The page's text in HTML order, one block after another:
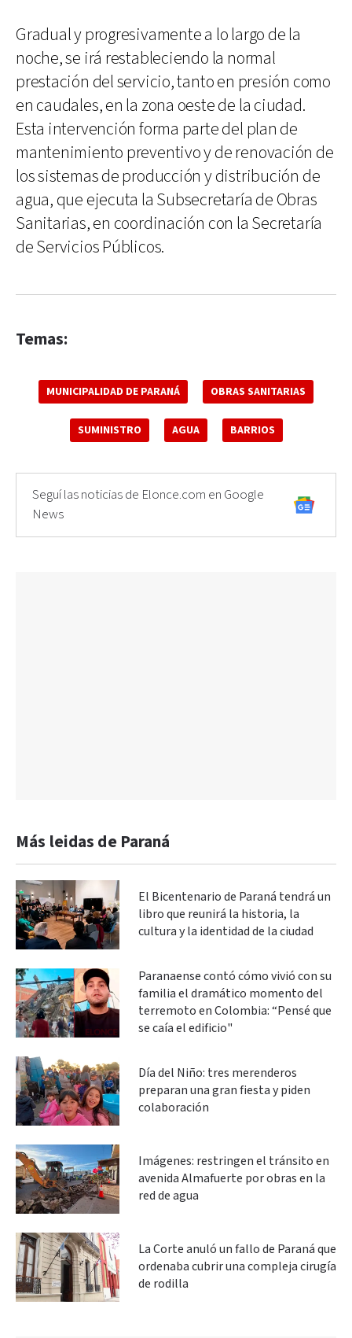
Gradual y progresivamente a lo largo de la
noche, se irá restableciendo la normal
prestación del servicio, tanto en presión como
en caudales, en la zona oeste de la ciudad.
Esta intervención forma parte del plan de
mantenimiento preventivo y de renovación de
los sistemas de producción y distribución de
agua, que ejecuta la Subsecretaría de Obras
Sanitarias, en coordinación con la Secretaría
de Servicios Públicos.
Temas:
MUNICIPALIDAD DE PARANÁ OBRAS SANITARIAS
SUMINISTRO AGUA BARRIOS
Seguí las noticias de Elonce.com en Google
News
Más leidas de Paraná
El Bicentenario de Paraná tendrá un
libro que reunirá la historia, la
cultura y la identidad de la ciudad
Paranaense contó cómo vivió con su
familia el dramático momento del
terremoto en Colombia: “Pensé que
se caía el edificio"
Día del Niño: tres merenderos
preparan una gran fiesta y piden
colaboración
Imágenes: restringen el tránsito en
avenida Almafuerte por obras en la
red de agua
La Corte anuló un fallo de Paraná que
ordenaba cubrir una compleja cirugía
de rodilla